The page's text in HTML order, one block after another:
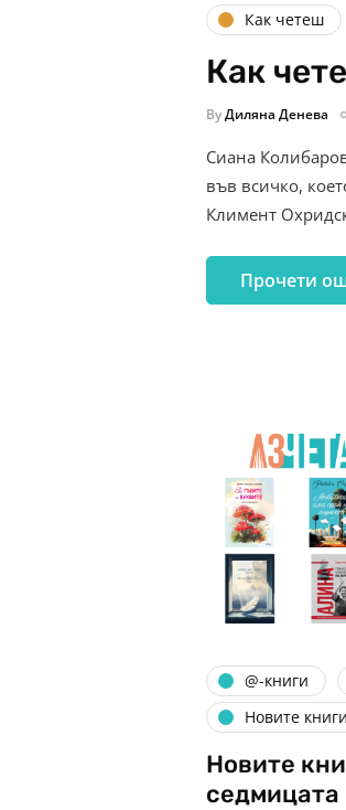
Как четеш
Как
ByДиляна Денева
Сиана
във всичко,
Климент
Прочети
@-книги
Новите
Новите